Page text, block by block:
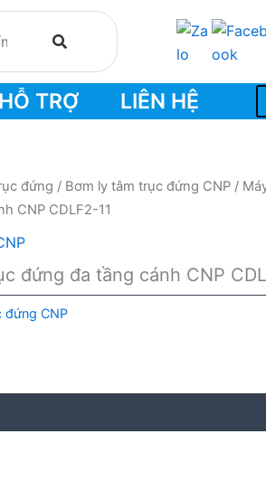
TRỢ LIÊN HỆ
đứng / Bơm ly tâm trục đứng CNP /
CNP CDLF2-11
đứng đa tầng cánh CNP
đứng CNP